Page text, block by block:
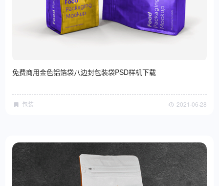
免费商用金色铝箔袋八边封包装袋PSD样机下载
包装 2021·06·28